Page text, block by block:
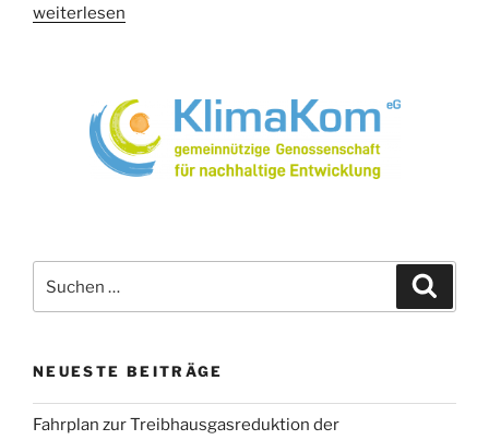
„Augsburger
weiterlesen
nach:
NEUESTE BEITRÄGE
Fahrplan zur Treibhausgasreduktion der